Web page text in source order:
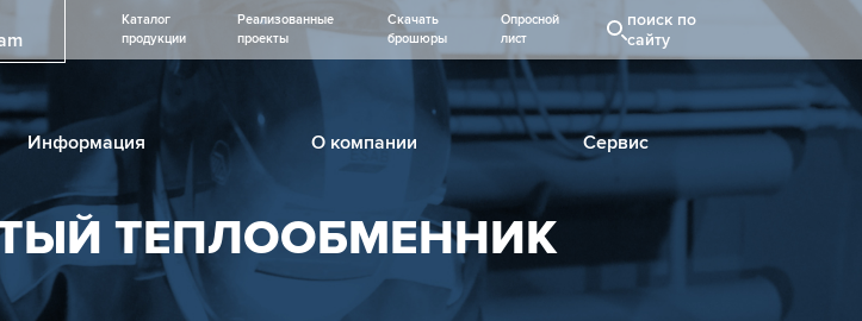
Каталог
продукции
Реализованные
проекты
Скачать
брошюры
Опросной
лист
поиск по
сайту
Информация О компании Сервис
ТЕПЛООБМЕННИК